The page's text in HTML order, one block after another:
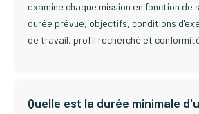
examine chaque mission en fonction de
durée prévue, objectifs, conditions
de travail, profil recherché et
Quelle est la durée minimale